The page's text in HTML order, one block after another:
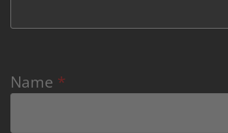
Name *